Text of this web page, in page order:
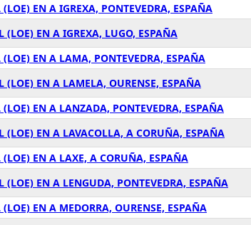
EN A IGREXA, PONTEVEDRA, ESPAÑA
(LOE) EN A IGREXA, LUGO, ESPAÑA
EN A LAMA, PONTEVEDRA, ESPAÑA
(LOE) EN A LAMELA, OURENSE, ESPAÑA
EN A LANZADA, PONTEVEDRA, ESPAÑA
(LOE) EN A LAVACOLLA, A CORUÑA, ESPAÑA
EN A LAXE, A CORUÑA, ESPAÑA
EN A LENGUDA, PONTEVEDRA, ESPAÑA
EN A MEDORRA, OURENSE, ESPAÑA